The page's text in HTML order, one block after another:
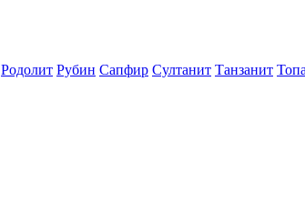
Родолит Рубин Сапфир Султанит Танзанит